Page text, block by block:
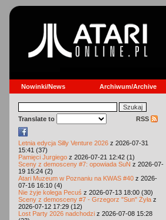
Nowinki/News Archiwum/Archive
Translate to RSS
Letnia edycja Silly Venture 2026 z 2026-07-31
15:41 (37)
Pamięci Jurgiego z 2026-07-21 12:42 (1)
Sceny z demosceny #7: opowiada SuN z 2026-07-
19 15:24 (2)
Atari Muzeum w Poznaniu na KWAS #40 z 2026-
07-16 16:10 (4)
Nie żyje kolega Pecuś z 2026-07-13 18:00 (30)
Sceny z demosceny #7 - Grzegorz "Sun" Żyła z
2026-07-12 17:29 (12)
Lost Party 2026 nadchodzi z 2026-07-08 15:28